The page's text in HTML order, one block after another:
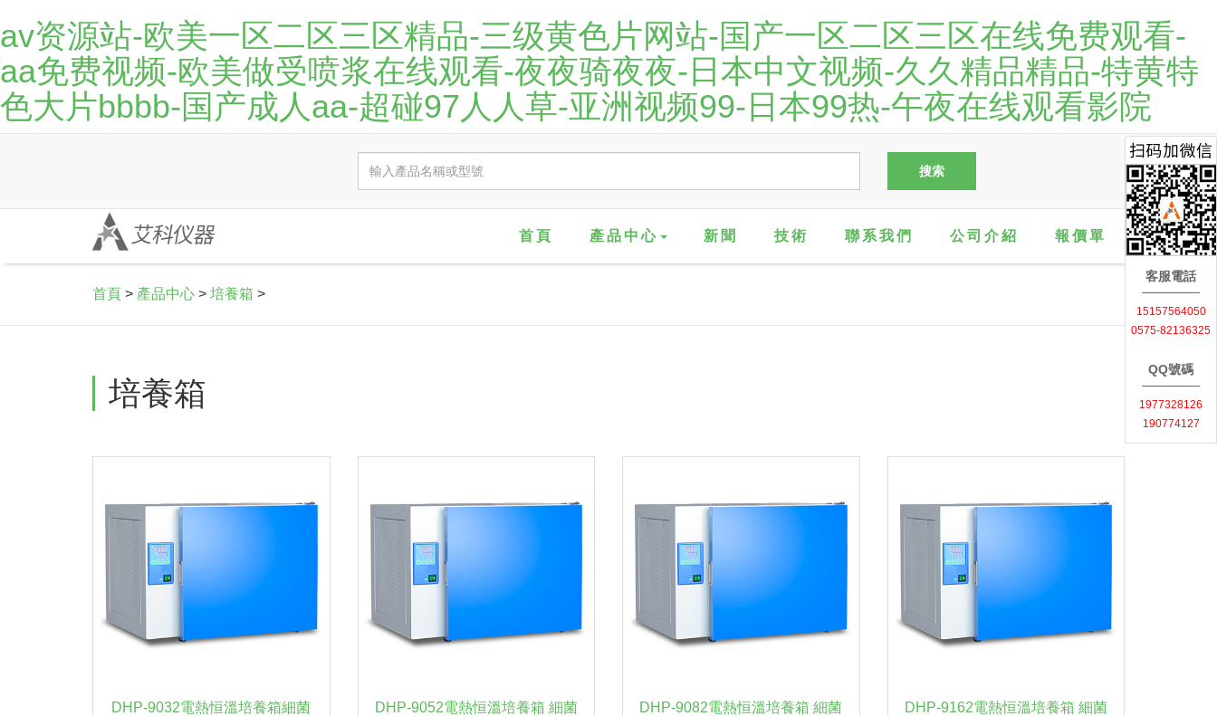
av资源站-欧美一区二区三区精品-三级黄色片网站-国产一区二区三区在线免费观看-
aa免费视频-欧美做受喷浆在线观看-夜夜骑夜夜-日本中文视频-久久精品精品-特黄特
色大片bbbb-国产成人aa-超碰97人人草-亚洲视频99-日本99热-午夜在线观看影院
首頁 產品中心 新聞 技術 聯系我們 公司介紹 報價單
首頁 > 產品中心 > 培養箱 >
培養箱
DHP-9032電熱恒溫培養箱細菌
DHP-9052電熱恒溫培養箱 細菌
DHP-9082電熱恒溫培養箱 細菌
DHP-9162電熱恒溫培養箱 細菌
客服電話
15157564050
0575-82136325
QQ號碼
1977328126
190774127